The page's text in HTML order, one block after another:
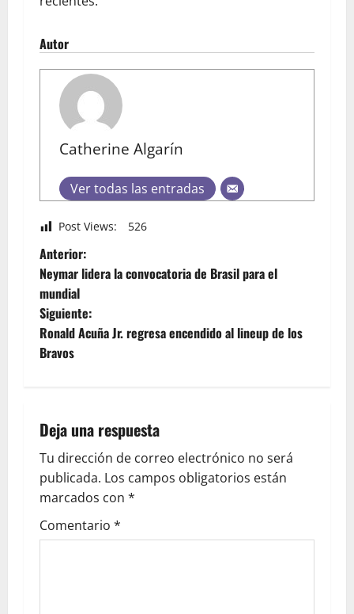
Autor
Catherine Algarín
Ver todas las entradas
Post Views: 526
Anterior:
Neymar lidera la convocatoria de Brasil para el
mundial
Siguiente:
Ronald Acuña Jr. regresa encendido al lineup de los
Bravos
Deja una respuesta
Tu dirección de correo electrónico no será
publicada. Los campos obligatorios están
marcados con *
Comentario *